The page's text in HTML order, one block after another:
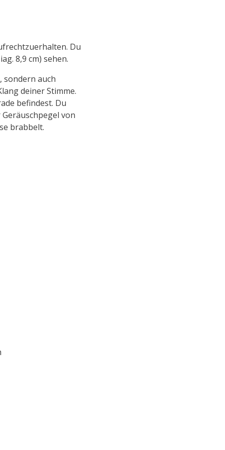
Du
8,9 cm) sehen.
sondern auch
deiner Stimme.
befindest. Du
von
brabbelt.